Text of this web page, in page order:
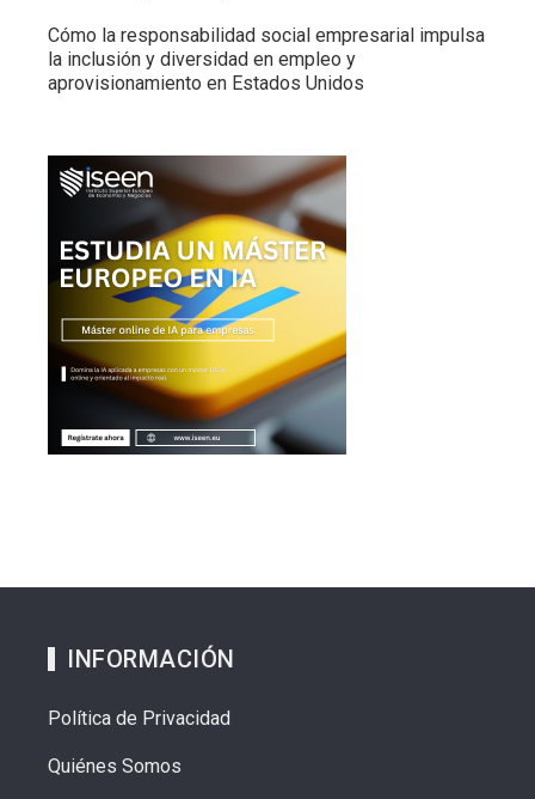
Cómo la responsabilidad social empresarial impulsa
la inclusión y diversidad en empleo y
aprovisionamiento en Estados Unidos
INFORMACIÓN
Política de Privacidad
Quiénes Somos